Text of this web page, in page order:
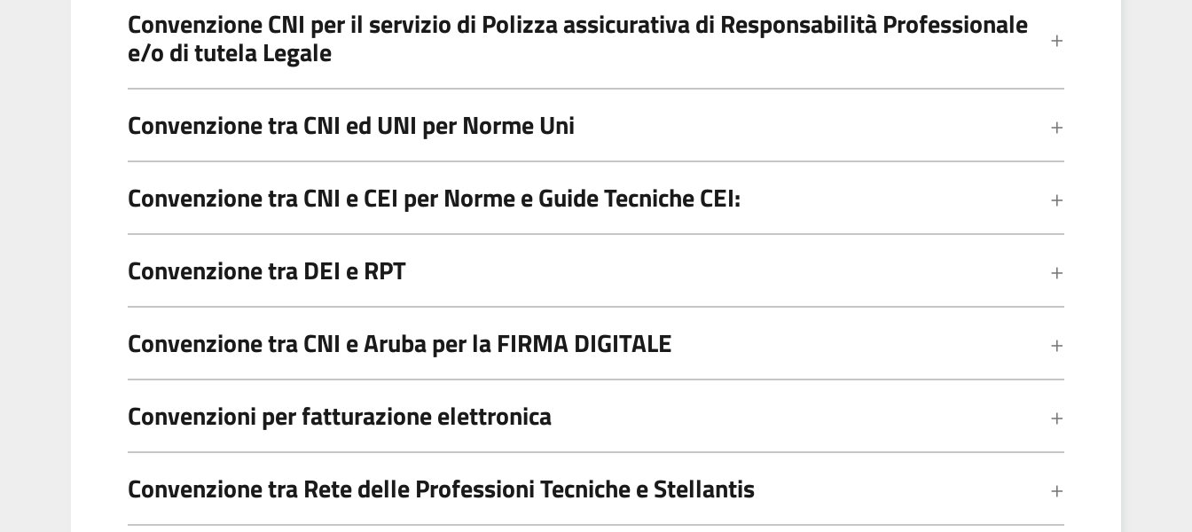
Convenzione CNI per il servizio di Polizza assicurativa di Responsabilità Professionale
e/o di tutela Legale
Convenzione tra CNI ed UNI per Norme Uni
Convenzione tra CNI e CEI per Norme e Guide Tecniche CEI:
Convenzione tra DEI e RPT
Convenzione tra CNI e Aruba per la FIRMA DIGITALE
Convenzioni per fatturazione elettronica
Convenzione tra Rete delle Professioni Tecniche e Stellantis